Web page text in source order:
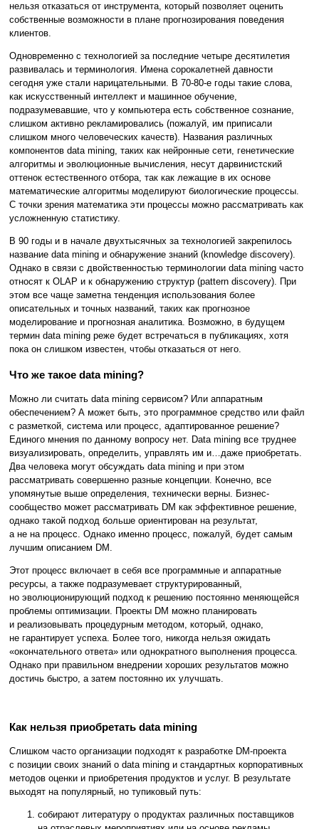
нельзя отказаться от инструмента, который позволяет оценить
собственные возможности в плане прогнозирования поведения
клиентов.
Одновременно с технологией за последние четыре десятилетия
развивалась и терминология. Имена сорокалетней давности
сегодня уже стали нарицательными. В 70-80-е годы такие слова,
как искусственный интеллект и машинное обучение,
подразумевавшие, что у компьютера есть собственное сознание,
слишком активно рекламировались (пожалуй, им приписали
слишком много человеческих качеств). Названия различных
компонентов data mining, таких как нейронные сети, генетические
алгоритмы и эволюционные вычисления, несут дарвинистский
оттенок естественного отбора, так как лежащие в их основе
математические алгоритмы моделируют биологические процессы.
С точки зрения математика эти процессы можно рассматривать как
усложненную статистику.
В 90 годы и в начале двухтысячных за технологией закрепилось
название data mining и обнаружение знаний (knowledge discovery).
Однако в связи с двойственностью терминологии data mining часто
относят к OLAP и к обнаружению структур (pattern discovery). При
этом все чаще заметна тенденция использования более
описательных и точных названий, таких как прогнозное
моделирование и прогнозная аналитика. Возможно, в будущем
термин data mining реже будет встречаться в публикациях, хотя
пока он слишком известен, чтобы отказаться от него.
Что же такое data mining?
Можно ли считать data mining сервисом? Или аппаратным
обеспечением? А может быть, это программное средство или файл
с разметкой, система или процесс, адаптированное решение?
Единого мнения по данному вопросу нет. Data mining все труднее
визуализировать, определить, управлять им и…даже приобретать.
Два человека могут обсуждать data mining и при этом
рассматривать совершенно разные концепции. Конечно, все
упомянутые выше определения, технически верны. Бизнес-
сообщество может рассматривать DM как эффективное решение,
однако такой подход больше ориентирован на результат,
а не на процесс. Однако именно процесс, пожалуй, будет самым
лучшим описанием DM.
Этот процесс включает в себя все программные и аппаратные
ресурсы, а также подразумевает структурированный,
но эволюционирующий подход к решению постоянно меняющейся
проблемы оптимизации. Проекты DM можно планировать
и реализовывать процедурным методом, который, однако,
не гарантирует успеха. Более того, никогда нельзя ожидать
«окончательного ответа» или однократного выполнения процесса.
Однако при правильном внедрении хороших результатов можно
достичь быстро, а затем постоянно их улучшать.
Как нельзя приобретать data mining
Слишком часто организации подходят к разработке DM-проекта
с позиции своих знаний о data mining и стандартных корпоративных
методов оценки и приобретения продуктов и услуг. В результате
выходят на популярный, но тупиковый путь:
собирают литературу о продуктах различных поставщиков